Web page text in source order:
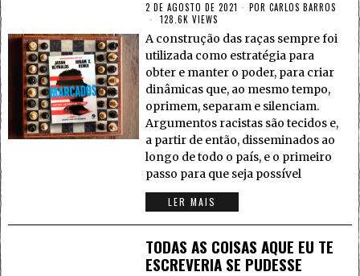
2 DE AGOSTO DE 2021 PORCARLOS BARROS
128.6K VIEWS
A construção das raças sempre foi
utilizada como estratégia para
obter e manter o poder, para criar
dinâmicas que, ao mesmo tempo,
oprimem, separam e silenciam.
Argumentos racistas são tecidos e,
a partir de então, disseminados ao
longo de todo o país, e o primeiro
passo para que seja possível
LER MAIS
TODAS AS COISAS AQUE EU TE
ESCREVERIA SE PUDESSE